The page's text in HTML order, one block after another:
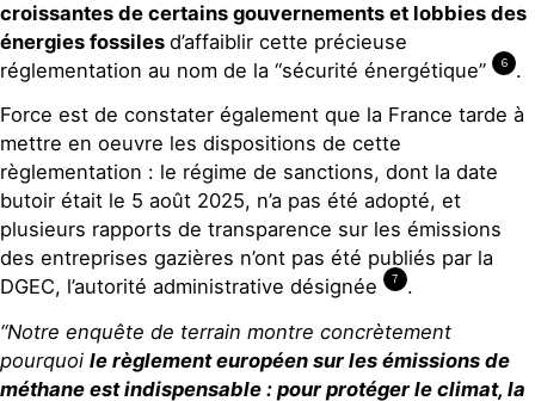
croissantes de certains gouvernements et lobbies des
énergies fossiles d’affaiblir cette précieuse
réglementation au nom de la “sécurité énergétique”
6
.
Force est de constater également que la France tarde à
mettre en oeuvre les dispositions de cette
règlementation : le régime de sanctions, dont la date
butoir était le 5 août 2025, n’a pas été adopté, et
plusieurs rapports de transparence sur les émissions
des entreprises gazières n’ont pas été publiés par la
DGEC, l’autorité administrative désignée
7
.
“Notre enquête de terrain montre concrètement
pourquoi le règlement européen sur les émissions de
méthane est indispensable : pour protéger le climat, la